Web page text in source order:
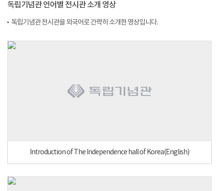
독립기념관 언어별 전시관 소개 영상
독립기념관 전시관을 외국어로 간략히 소개한 영상입니다.
Introduction of The Independence hall of Korea(English)